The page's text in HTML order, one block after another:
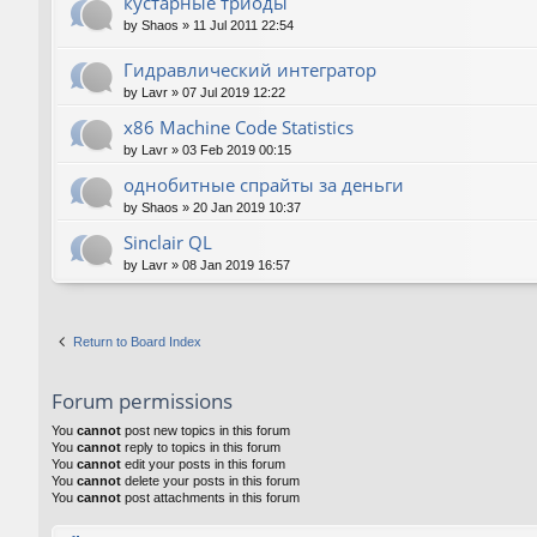
by Shaos » 11 Jul 2011 22:54
Гидравлический интегратор
by Lavr » 07 Jul 2019 12:22
x86 Machine Code Statistics
by Lavr » 03 Feb 2019 00:15
однобитные спрайты за деньги
by Shaos » 20 Jan 2019 10:37
Sinclair QL
by Lavr » 08 Jan 2019 16:57
Return to Board Index
Forum permissions
You cannot post new topics in this forum
You cannot reply to topics in this forum
You cannot edit your posts in this forum
You cannot delete your posts in this forum
You cannot post attachments in this forum